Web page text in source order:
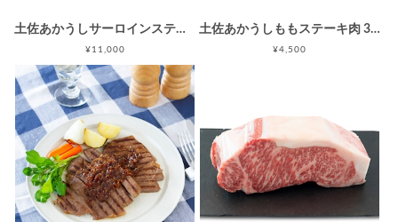
土佐あかうしサーロインステーキ 600g (300g×2)
¥11,000
土佐あかうしももステーキ肉 300g
¥4,500